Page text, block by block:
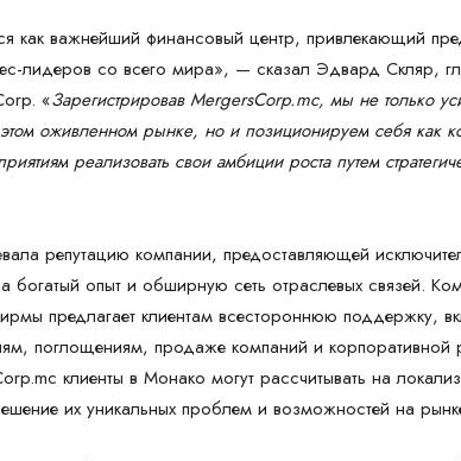
как важнейший финансовый центр, привлекающий
лидеров со всего мира», — сказал Эдвард Скляр,
«Зарегистрировав MergersCorp.mc, мы не только
оживленном рынке, но и позиционируем себя как
реализовать свои амбиции роста путем
репутацию компании, предоставляющей
богатый опыт и обширную сеть отраслевых связей.
предлагает клиентам всестороннюю поддержку,
поглощениям, продаже компаний и корпоративной
клиенты в Монако могут рассчитывать на
их уникальных проблем и возможностей на